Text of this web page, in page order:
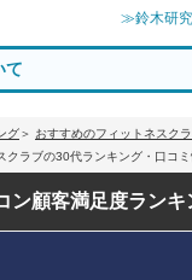
≫鈴木研究
て
グ
おすすめのフィットネスク
クラブの30代ランキング・口コミ
ン顧客満足度ランキ